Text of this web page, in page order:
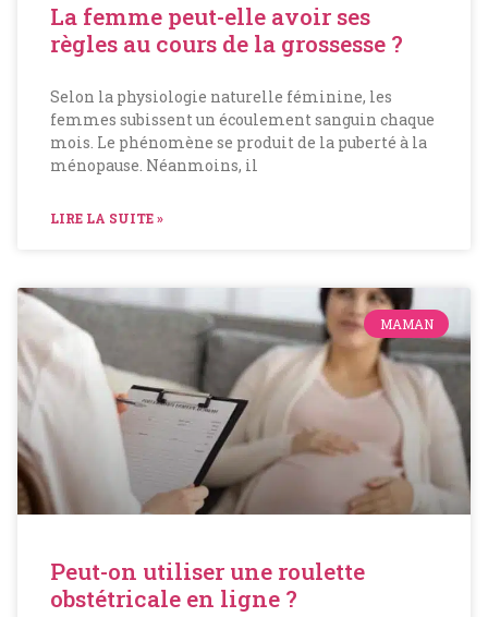
La femme peut-elle avoir ses
règles au cours de la grossesse ?
Selon la physiologie naturelle féminine, les
femmes subissent un écoulement sanguin chaque
mois. Le phénomène se produit de la puberté à la
ménopause. Néanmoins, il
LIRE LA SUITE »
MAMAN
Peut-on utiliser une roulette
obstétricale en ligne ?